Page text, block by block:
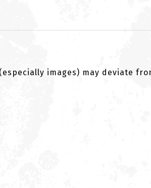
images) may deviate